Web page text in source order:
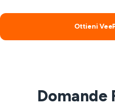
Ottieni
Domande